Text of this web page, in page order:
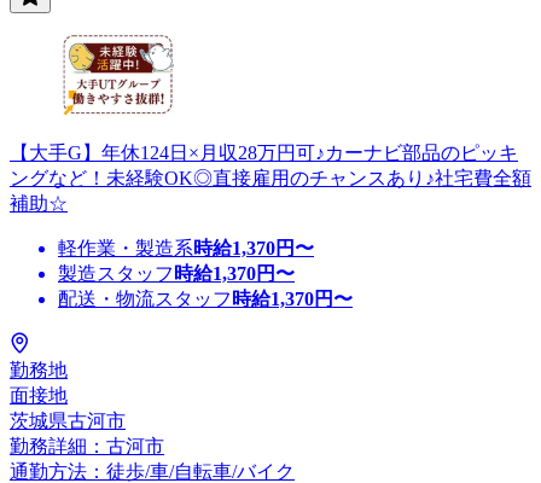
【大手G】年休124日×月収28万円可♪カーナビ部品のピッキ
ングなど！未経験OK◎直接雇用のチャンスあり♪社宅費全額
補助☆
軽作業・製造系時給1,370円〜
製造スタッフ 時給1,370円〜
配送・物流スタッフ 時給1,370円〜
勤務地
面接地
茨城県古河市
勤務詳細：古河市
通勤方法：徒歩/車/自転車/バイク